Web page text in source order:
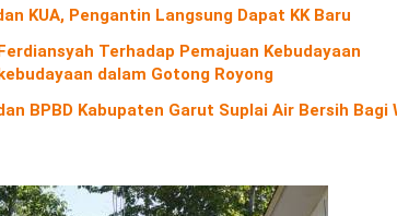
KUA, Pengantin Langsung Dapat KK Baru
Terhadap Pemajuan Kebudayaan
dalam Gotong Royong
BPBD Kabupaten Garut Suplai Air Bersih Bagi